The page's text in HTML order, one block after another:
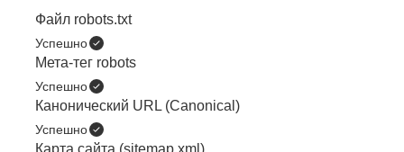
Файл robots.txt
Успешно
Мета-тег robots
Успешно
Канонический URL (Canonical)
Успешно
Карта сайта (sitemap.xml)